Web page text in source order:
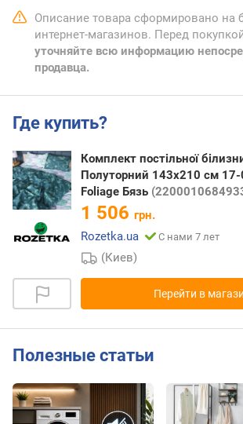
Описание товара сформировано на
интернет-магазинов. Перед
уточняйте всю информацию
продавца.
Где купить?
Комплект постільної
Полуторний 143х210 см 17-
Foliage Бязь
1 506 грн.
Rozetka.ua
С нами 7 лет
(Киев)
Перейти в
Полезные статьи